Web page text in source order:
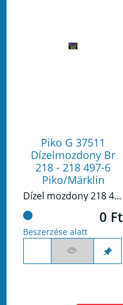
Piko G 37511
Dízelmozdony Br
218 - 218 497-6
Piko/Märklin
Dízel mozdony 218 497-6 PIKO / Märklin
0 Ft
Beszerzése alatt